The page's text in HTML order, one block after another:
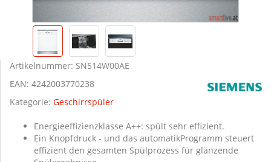
Artikelnummer: SN514W00AE
EAN: 4242003770238
Kategorie: Geschirrspüler
Energieeffizienzklasse A++: spült sehr effizient.
Ein Knopfdruck - und das automatikProgramm steuert
effizient den gesamten Spülprozess für glänzende